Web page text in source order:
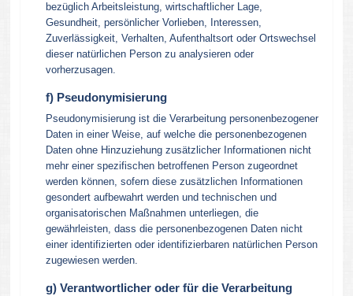
bezüglich Arbeitsleistung, wirtschaftlicher Lage,
Gesundheit, persönlicher Vorlieben, Interessen,
Zuverlässigkeit, Verhalten, Aufenthaltsort oder Ortswechsel
dieser natürlichen Person zu analysieren oder
vorherzusagen.
f) Pseudonymisierung
Pseudonymisierung ist die Verarbeitung personenbezogener
Daten in einer Weise, auf welche die personenbezogenen
Daten ohne Hinzuziehung zusätzlicher Informationen nicht
mehr einer spezifischen betroffenen Person zugeordnet
werden können, sofern diese zusätzlichen Informationen
gesondert aufbewahrt werden und technischen und
organisatorischen Maßnahmen unterliegen, die
gewährleisten, dass die personenbezogenen Daten nicht
einer identifizierten oder identifizierbaren natürlichen Person
zugewiesen werden.
g) Verantwortlicher oder für die Verarbeitung